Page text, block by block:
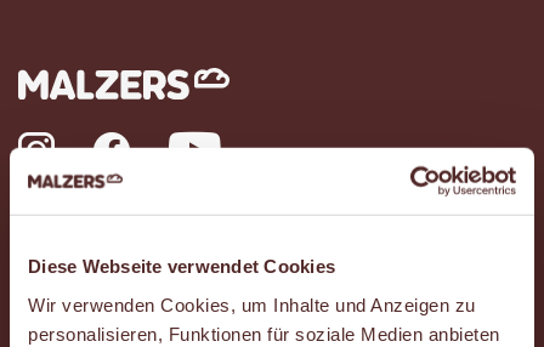
Diese Webseite verwendet Cookies
Wir verwenden Cookies, um Inhalte und Anzeigen zu
personalisieren, Funktionen für soziale Medien anbieten
InstagramFacebook YouTube
Das ist Malzers
Häufig gestellte Fragen (FAQ)